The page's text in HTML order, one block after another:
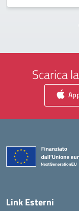
Scarica
Link Esterni